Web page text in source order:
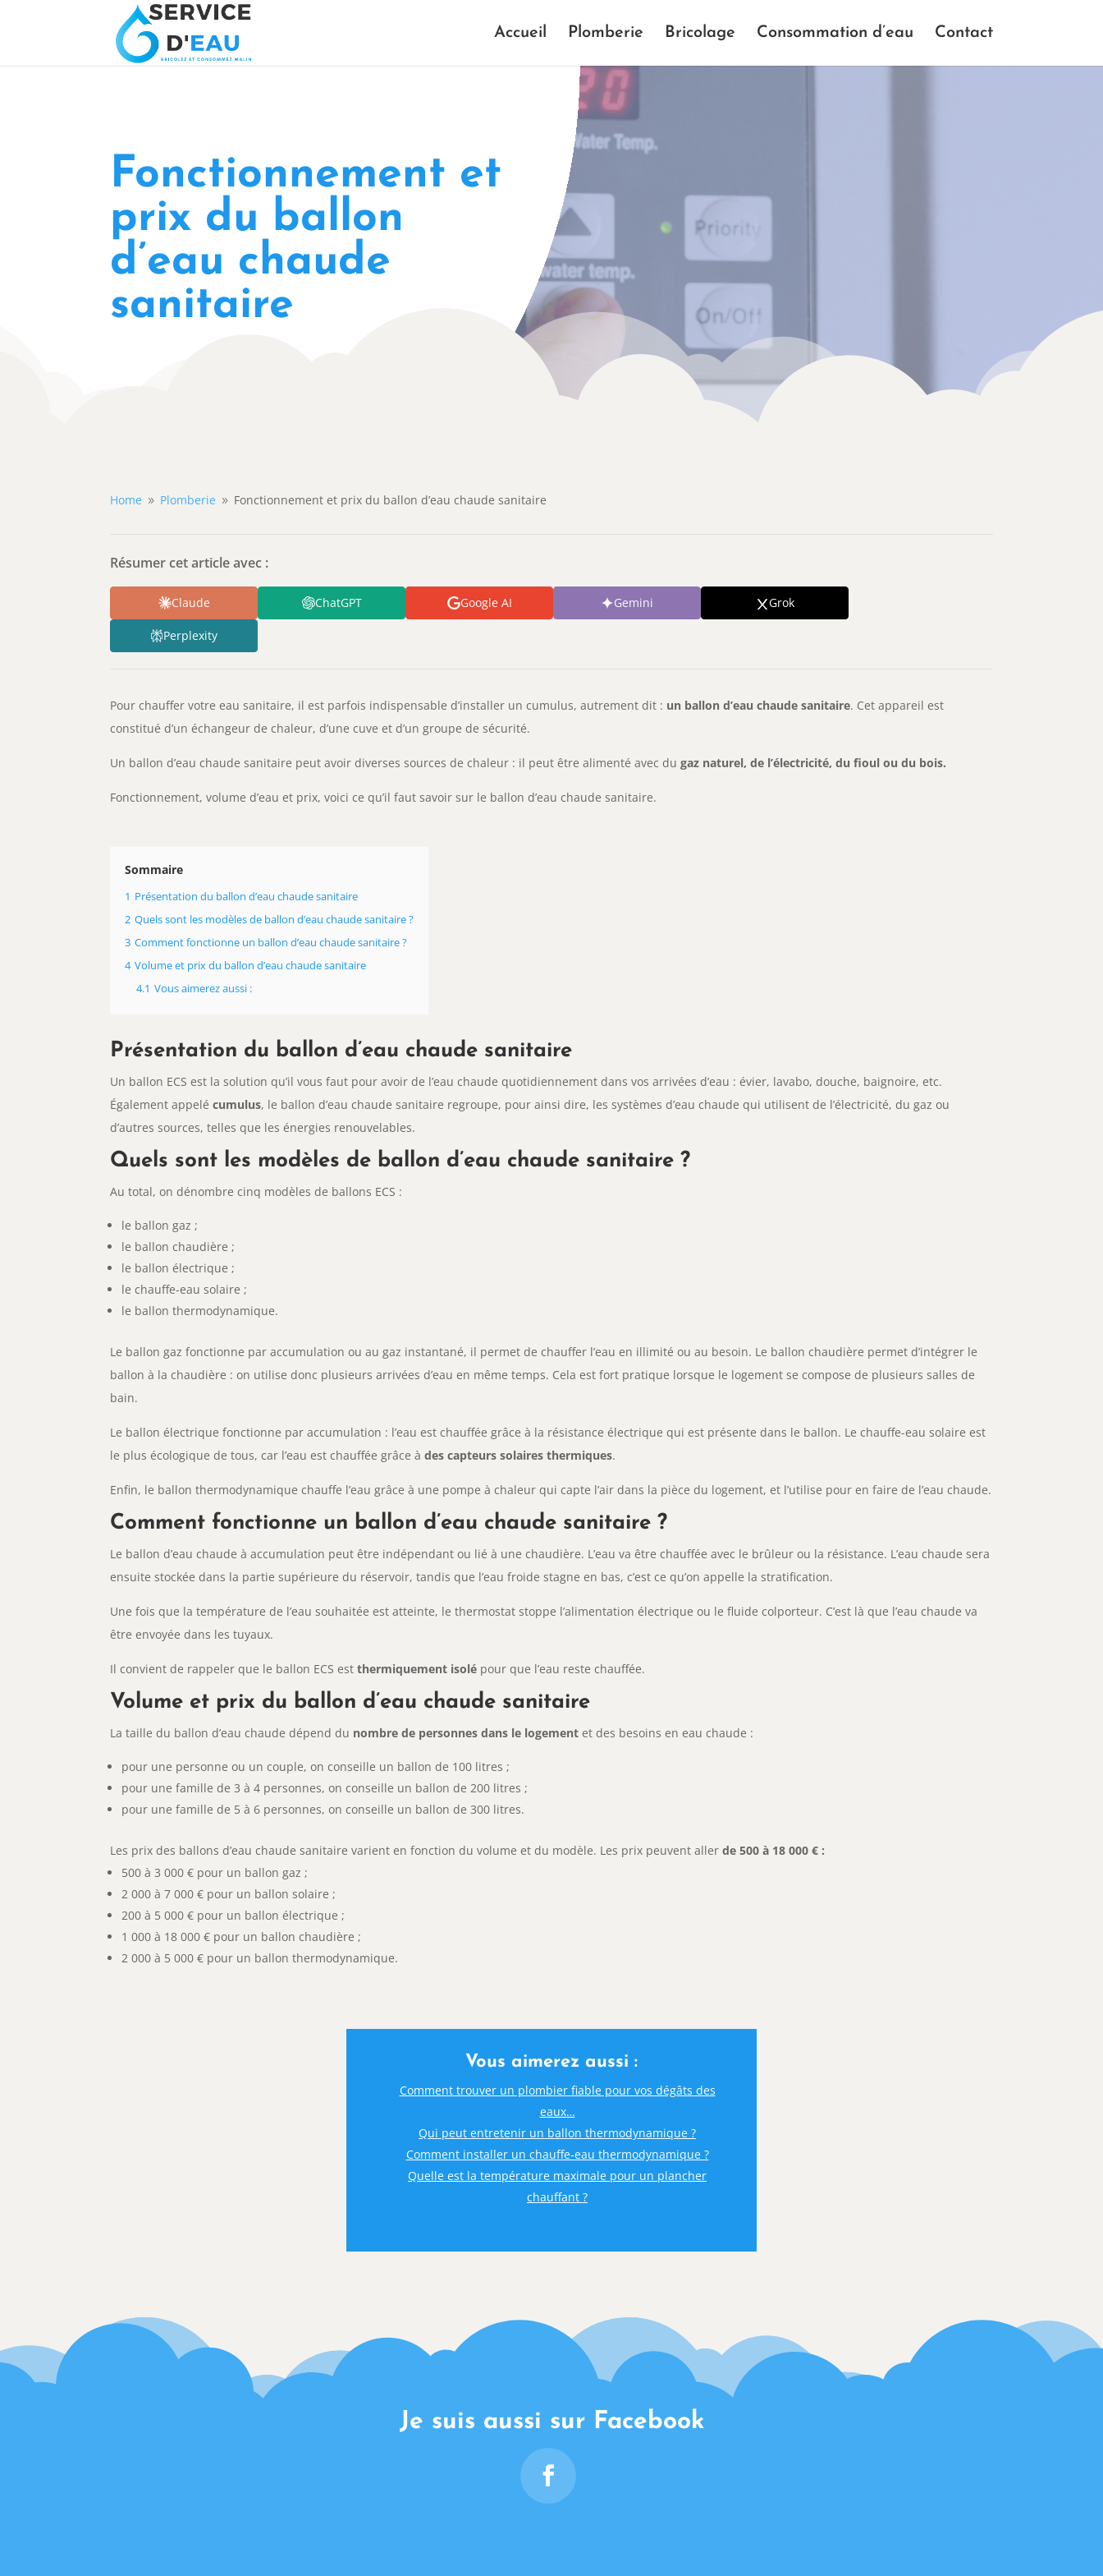
Accueil Plomberie Bricolage Consommation d’eau Contact
Fonctionnement et
prix du ballon
d’eau chaude
sanitaire
Home 9 Plomberie 9 Fonctionnement et prix du ballon d’eau chaude sanitaire
Résumer cet article avec :
Claude ChatGPT Google AI Gemini Grok
Perplexity
Pour chauffer votre eau sanitaire, il est parfois indispensable d’installer un cumulus, autrement dit : un ballon d’eau chaude sanitaire. Cet appareil est
constitué d’un échangeur de chaleur, d’une cuve et d’un groupe de sécurité.
Un ballon d’eau chaude sanitaire peut avoir diverses sources de chaleur : il peut être alimenté avec dugaz naturel, de l’électricité, du fioul ou du bois.
Fonctionnement, volume d’eau et prix, voici ce qu’il faut savoir sur le ballon d’eau chaude sanitaire.
Sommaire
1 Présentation du ballon d’eau chaude sanitaire
2 Quels sont les modèles de ballon d’eau chaude sanitaire ?
3 Comment fonctionne un ballon d’eau chaude sanitaire ?
4 Volume et prix du ballon d’eau chaude sanitaire
4.1 Vous aimerez aussi :
Présentation du ballon d’eau chaude sanitaire
Un ballon ECS est la solution qu’il vous faut pour avoir de l’eau chaude quotidiennement dans vos arrivées d’eau : évier, lavabo, douche, baignoire, etc.
Également appelécumulus, le ballon d’eau chaude sanitaire regroupe, pour ainsi dire, les systèmes d’eau chaude qui utilisent de l’électricité, du gaz ou
d’autres sources, telles que les énergies renouvelables.
Quels sont les modèles de ballon d’eau chaude sanitaire ?
Au total, on dénombre cinq modèles de ballons ECS :
le ballon gaz ;
le ballon chaudière ;
le ballon électrique ;
le chauffe-eau solaire ;
le ballon thermodynamique.
Le ballon gaz fonctionne par accumulation ou au gaz instantané, il permet de chauffer l’eau en illimité ou au besoin. Le ballon chaudière permet d’intégrer le
ballon à la chaudière : on utilise donc plusieurs arrivées d’eau en même temps. Cela est fort pratique lorsque le logement se compose de plusieurs salles de
bain.
Le ballon électrique fonctionne par accumulation : l’eau est chauffée grâce à la résistance électrique qui est présente dans le ballon. Le chauffe-eau solaire est
le plus écologique de tous, car l’eau est chauffée grâce àdes capteurs solaires thermiques.
Enfin, le ballon thermodynamique chauffe l’eau grâce à une pompe à chaleur qui capte l’air dans la pièce du logement, et l’utilise pour en faire de l’eau chaude.
Comment fonctionne un ballon d’eau chaude sanitaire ?
Le ballon d’eau chaude à accumulation peut être indépendant ou lié à une chaudière. L’eau va être chauffée avec le brûleur ou la résistance. L’eau chaude sera
ensuite stockée dans la partie supérieure du réservoir, tandis que l’eau froide stagne en bas, c’est ce qu’on appelle la stratification.
Une fois que la température de l’eau souhaitée est atteinte, le thermostat stoppe l’alimentation électrique ou le fluide colporteur. C’est là que l’eau chaude va
être envoyée dans les tuyaux.
Il convient de rappeler que le ballon ECS estthermiquement isolé pour que l’eau reste chauffée.
Volume et prix du ballon d’eau chaude sanitaire
La taille du ballon d’eau chaude dépend du nombre de personnes dans le logement et des besoins en eau chaude :
pour une personne ou un couple, on conseille un ballon de 100 litres ;
pour une famille de 3 à 4 personnes, on conseille un ballon de 200 litres ;
pour une famille de 5 à 6 personnes, on conseille un ballon de 300 litres.
Les prix des ballons d’eau chaude sanitaire varient en fonction du volume et du modèle. Les prix peuvent allerde 500 à 18 000 € :
500 à 3 000 € pour un ballon gaz ;
2 000 à 7 000 € pour un ballon solaire ;
200 à 5 000 € pour un ballon électrique ;
1 000 à 18 000 € pour un ballon chaudière ;
2 000 à 5 000 € pour un ballon thermodynamique.
Vous aimerez aussi :
Comment trouver un plombier fiable pour vos dégâts des
eaux…
Qui peut entretenir un ballon thermodynamique ?
Comment installer un chauffe-eau thermodynamique ?
Quelle est la température maximale pour un plancher
chauffant ?
Je suis aussi sur Facebook